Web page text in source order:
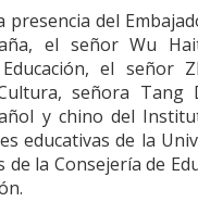
presencia del
el señor Wu
el señor
señora Tang
y chino del
educativas de la
la Consejería de